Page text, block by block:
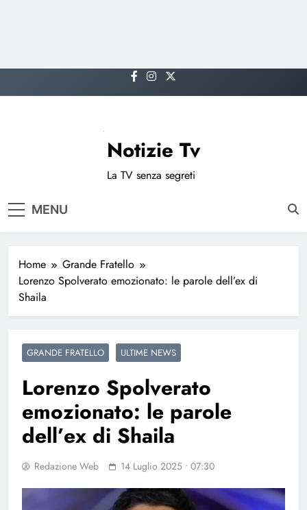
to
Notizie Tv
La TV senza segreti
MENU
Home
Grande Fratello
Lorenzo Spolverato emozionato: le parole dell’ex di
Shaila
GRANDE FRATELLO ULTIME NEWS
Lorenzo Spolverato
emozionato: le parole
dell’ex di Shaila
Redazione Web 14 Luglio 2025 • 07:30